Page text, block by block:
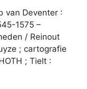
van Deventer :
1575 –
/ Reinout
; cartografie
; Tielt :